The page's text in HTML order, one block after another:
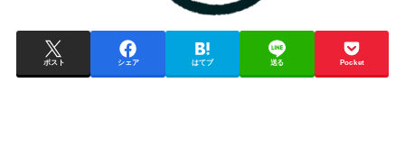
ポスト シェア はてブ 送る Pocket